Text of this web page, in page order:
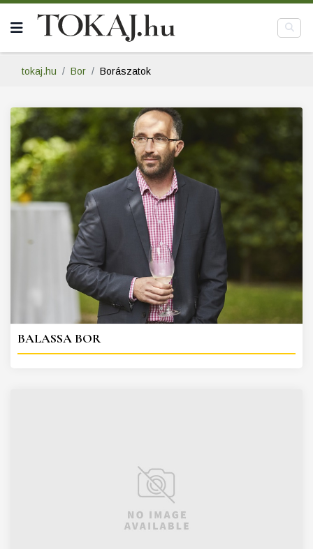
tokaj.hu Bor Borászatok
BALASSA BOR